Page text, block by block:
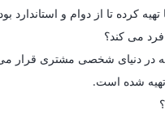
تهیه کرده تا از دوام و
می کند؟
دنیای شخصی مشتری قرار می
شده است.